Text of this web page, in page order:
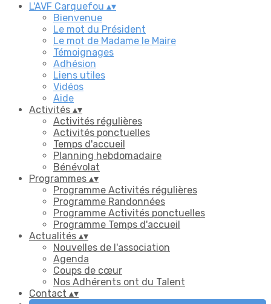
L'AVF Carquefou ▴▾
Bienvenue
Le mot du Président
Le mot de Madame le Maire
Témoignages
Adhésion
Liens utiles
Vidéos
Aide
Activités ▴▾
Activités régulières
Activités ponctuelles
Temps d'accueil
Planning hebdomadaire
Bénévolat
Programmes ▴▾
Programme Activités régulières
Programme Randonnées
Programme Activités ponctuelles
Programme Temps d'accueil
Actualités ▴▾
Nouvelles de l'association
Agenda
Coups de cœur
Nos Adhérents ont du Talent
Contact ▴▾